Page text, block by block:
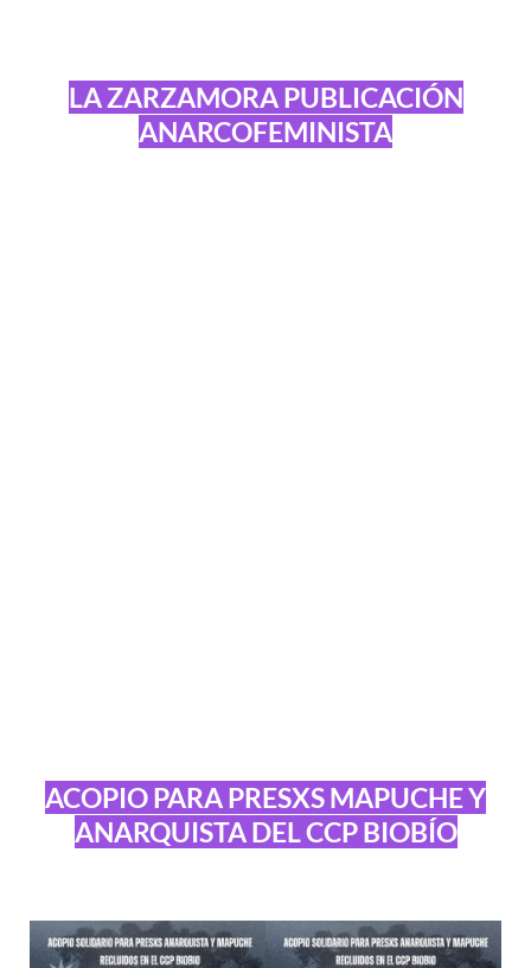
LA ZARZAMORA PUBLICACIÓN
ANARCOFEMINISTA
ACOPIO PARA PRESXS MAPUCHE Y
ANARQUISTA DEL CCP BIOBÍO